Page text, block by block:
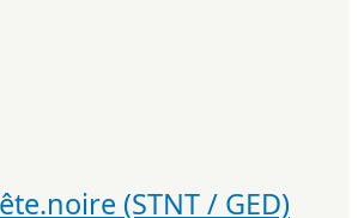
(STNT / GED)